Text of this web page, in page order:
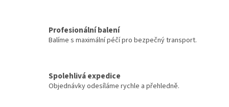
Profesionální balení
Balíme s maximální péčí pro bezpečný transport.
Spolehlivá expedice
Objednávky odesíláme rychle a přehledně.